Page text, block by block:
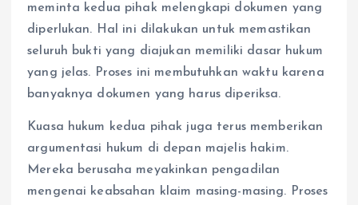
meminta kedua pihak melengkapi dokumen yang
diperlukan. Hal ini dilakukan untuk memastikan
seluruh bukti yang diajukan memiliki dasar hukum
yang jelas. Proses ini membutuhkan waktu karena
banyaknya dokumen yang harus diperiksa.
Kuasa hukum kedua pihak juga terus memberikan
argumentasi hukum di depan majelis hakim.
Mereka berusaha meyakinkan pengadilan
mengenai keabsahan klaim masing-masing. Proses